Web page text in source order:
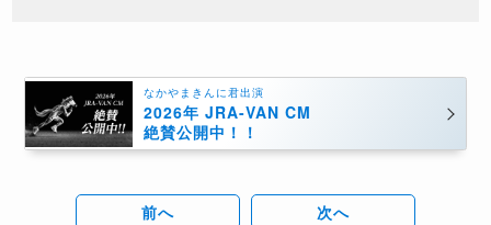
なかやまきんに君出演
2026年 JRA-VAN CM
絶賛公開中！！
前へ 次へ